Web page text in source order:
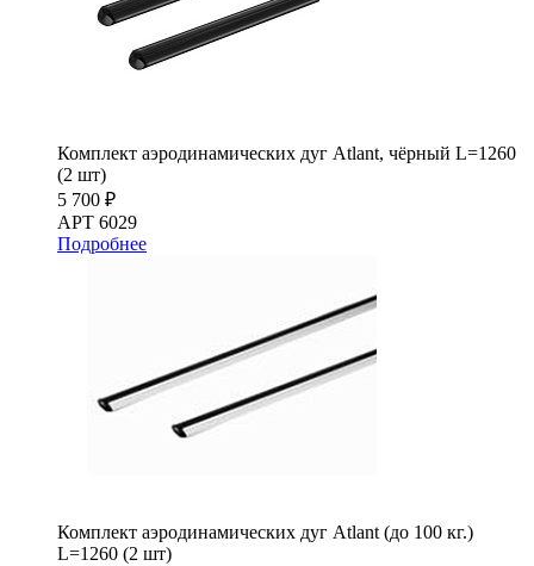
Комплект аэродинамических дуг Atlant, чёрный L=1260
(2 шт)
5 700 ₽
АРТ 6029
Подробнее
Комплект аэродинамических дуг Atlant (до 100 кг.)
L=1260 (2 шт)